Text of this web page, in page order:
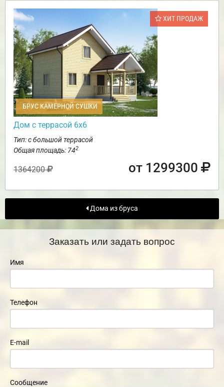
ХИТ ПРОДАЖ
БРУС КАМЕРНОЙ СУШКИ
Дом с террасой 6х6
Тип: с большой террасой
Общая площадь: 742
1364200 от 1299300
Дома из бруса
Заказать или задать вопрос
Имя
Телефон
E-mail
Сообщение